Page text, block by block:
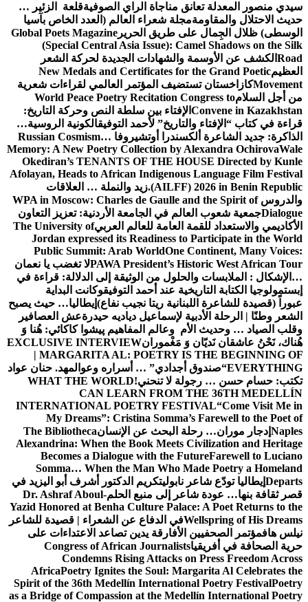
سيدي منصور المعدلة تعانق مناجاة الراي الصوفيةقلعة الزئير …
حديث الاحتلال والمقاومةمجلة شعراء العالم (العدد الخاص بآسيا
الوسطى) ظلال الجِمال على طريق الحرير Global Poets Magazine
(Special Central Asia Issue): Camel Shadows on the Silk
Road الكشف عن الأوسمة والشهادات الجديدة لحركة الشعر
العظيمNew Medals and Certificates for the Grand Poetic
Movementكازاخستان تستضيف المؤتمر العالمي لقراءات شعرية
من أجل السلامWorld Peace Poetry Recitation Congress to
Convene in Kazakhstan الإفتاء بين سلطة النص وحركة التاريخ:
قراءة في كتاب “الإفتاء والتاريخ” لأحمد التوفيقالكونية الروسية…
الذاكرة: جديد الشاعرة ألكسندرا أوتشيروفا Russian Cosmism…
Memory: A New Poetry Collection by Alexandra OchirovaWale
Okediran’s TENANTS OF THE HOUSE Directed by Kunle
Afolayan, Heads to African Indigenous Language Film Festival
(AILFF) 2026 in Benin Republic. زيد والنملة … العلاقات
والدروسWPA in Moscow: Charles de Gaulle and the Spirit of
Dialogueجمعية شعوب العالم في الجامعة الأردنية: تعزيز التعاون
الأكاديمي والاستعداد للقمة العامة للعالم العربيThe University of
Jordan expressed its Readiness to Participate in the World
Public Summit: Arab WorldOne Continent, Many Voices:
PAWA President’s Historic West African Tourلا تغضب يا نعمان
…الإشكال : الملابسات والحلول من الوثيقة إلى الدلالة: قراءة في
إبستمولوجيا الكتابة التاريخية عند أحمد التوفيقوكانت البداية
عبوراً (قصيدة للشاعرة اللبنانية ريتا نجيب نفاع) إيطاليا… حيث يصبح
الشعر وطنًا | الرحلة الأدبية لإسماعيل دياديه حيدرةعش العصافير
وقلب الصياد … وحديث الأم وعالم المفاهيم پیشوا کاکائي: هُنا وَ
هُناك، نَحْنُ عاشقان نَديّان وَ مَغْمورانEXCLUSIVE INTERVIEW
| MARGARITA AL: POETRY IS THE BEGINNING OF
EVERYTHING“صندوق أجدادي” … أسراره وعوالمهد. حنان عواد
تكتب: حسام حسن … رجولة لا تنحني!WHAT THE WORLD
CAN LEARN FROM THE 36TH MEDELLÍN
INTERNATIONAL POETRY FESTIVAL“Come Visit Me in
My Dreams”: Cristina Somma’s Farewell to the Poet of
Naples إدجار موران… رحلة البحث عن الإنسانThe Bibliotheca
Alexandrina: When the Book Meets Civilization and Heritage
Becomes a Dialogue with the FutureFarewell to Luciano
Somma… When the Man Who Made Poetry a Homeland
Departs إيطاليا تودّع شاعر نابوليتكريم الدكتور أشرف أبو اليزيد في
قصر ثقافة بنها… عودة شاعر إلى منبع الحلمDr. Ashraf Aboul-
Yazid Honored at Benha Culture Palace: A Poet Returns to the
Wellspring of His Dreamsفي الدفاع عن الشعراء | قصيدة للشاعر
نيلس هافمؤتمر الصحفيين الأفارقة يدين تصاعد الاعتداءات على
حرية الصحافة في أفريقياCongress of African Journalists
Condemns Rising Attacks on Press Freedom Across
AfricaPoetry Ignites the Soul: Margarita Al Celebrates the
Spirit of the 36th Medellín International Poetry FestivalPoetry
as a Bridge of Compassion at the Medellín International Poetry